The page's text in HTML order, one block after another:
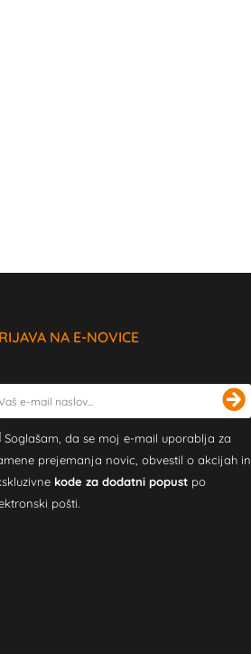
NA E-NOVICE
Soglašam, da se moj e-mail uporablja za
prejemanja novic, obvestil o akcijah in
kode za dodatni popust po
pošti.